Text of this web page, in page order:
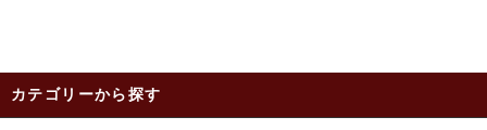
カテゴリーから探す